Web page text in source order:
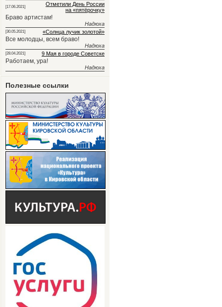
[17.06.2021]
Отметили День России
на «пятёрочку»
Браво артистам!
Надюха
[30.05.2021] «Солнца лучик золотой»
Все молодцы, всем браво!
Надюха
[28.04.2021] 9 Мая в городе Советске
Работаем, ура!
Надюха
Полезные ссылки